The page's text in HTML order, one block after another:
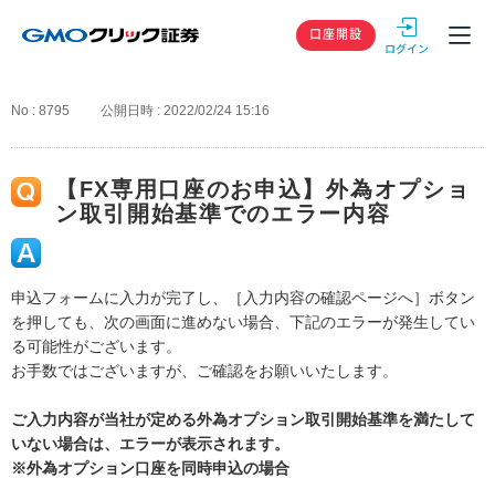
GMOクリック
口座開設
No : 8795 公開日時 : 2022/02/24 15:16
【FX専用口座のお申込】外為オプショ
ン取引開始基準でのエラー内容
申込フォームに入力が完了し、［入力内容の確認ページへ］ボタン
を押しても、次の画面に進めない場合、下記のエラーが発生してい
る可能性がございます。
お手数ではございますが、ご確認をお願いいたします。
ご入力内容が当社が定める外為オプション取引開始基準を満たして
いない場合は、エラーが表示されます。
※外為オプション口座を同時申込の場合